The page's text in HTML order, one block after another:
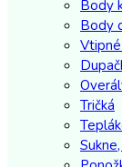
Body
Body
Tričká